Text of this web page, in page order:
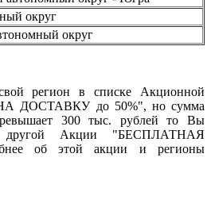
округ
округ
регион в списке Акционной
ДОСТАВКУ до 50%", но сумма
300 тыс. рублей то Вы
другой Акции "БЕСПЛАТНАЯ
об этой акции и регионы